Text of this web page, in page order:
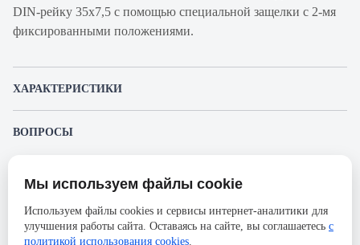
DIN-рейку 35x7,5 с помощью специальной защелки с 2-мя
фиксированными положениями.
ХАРАКТЕРИСТИКИ
Производитель
Серия
ARMAT
ВОПРОСЫ
Пожалуйста, авторизуйтесь, чтобы иметь
Представленные изображения и характеристики могут отличаться от реального
без предварительного уведомления. Компания АйДистрибьют не несёт
ответственности в случае не соответствия текущей модели товаров фотографиям,
размещённым в карточке товара.
Мы используем файлы cookie
Используем файлы cookies и сервисы интернет-аналитики для
улучшения работы сайта. Оставаясь на сайте, вы соглашаетесь с
политикой использования cookies.